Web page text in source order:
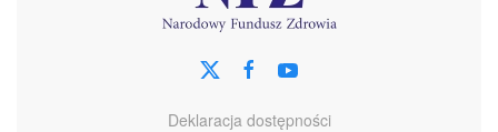
Deklaracja dostępności